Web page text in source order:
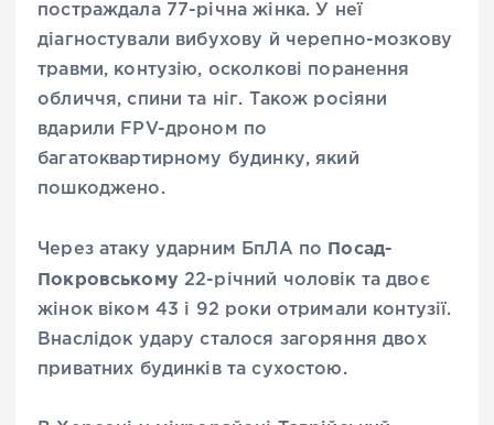
постраждала 77-річна жінка. У неї
діагностували вибухову й черепно-мозкову
травми, контузію, осколкові поранення
обличчя, спини та ніг. Також росіяни
вдарили FPV-дроном по
багатоквартирному будинку, який
пошкоджено.
Через атаку ударним БпЛА по Посад-
Покровському 22-річний чоловік та двоє
жінок віком 43 і 92 роки отримали контузії.
Внаслідок удару сталося загоряння двох
приватних будинків та сухостою.